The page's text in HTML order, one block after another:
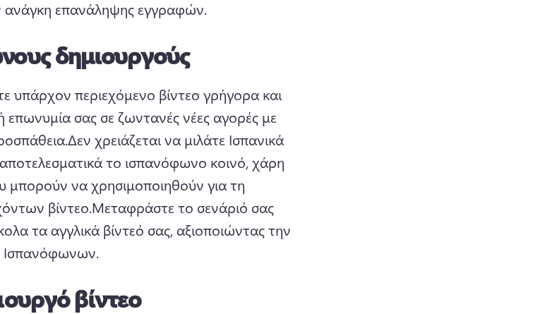
ανάγκη επανάληψης εγγραφών.
δημιουργούς
υπάρχον περιεχόμενο βίντεο γρήγορα και
επωνυμία σας σε ζωντανές νέες αγορές με
Δεν χρειάζεται να μιλάτε Ισπανικά
το ισπανόφωνο κοινό, χάρη
μπορούν να χρησιμοποιηθούν για τη
βίντεο.Μεταφράστε το σενάριό σας
τα αγγλικά βίντεό σας, αξιοποιώντας την
Ισπανόφωνων.
βίντεο